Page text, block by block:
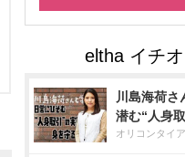
川島海荷さ
潜む“人身
オリコンタイ